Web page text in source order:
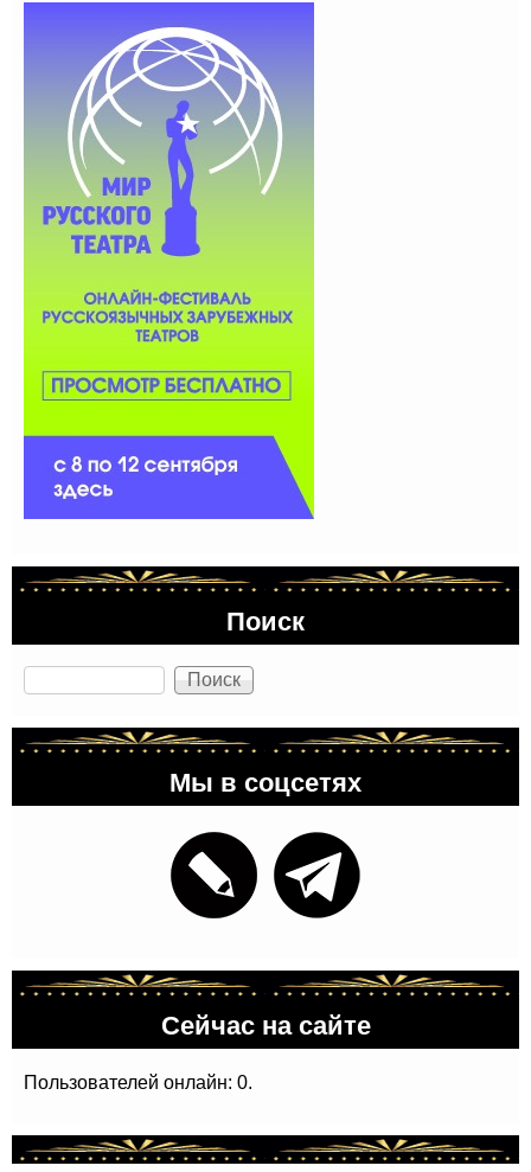
Поиск
Поиск
Мы в соцсетях
Сейчас на сайте
Пользователей онлайн: 0.